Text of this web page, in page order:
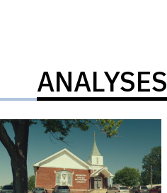
ANALYSES